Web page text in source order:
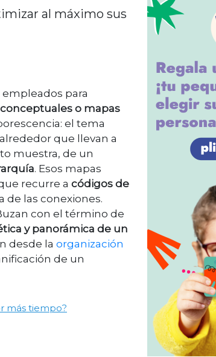
al máximo sus
empleados para
o mapas
el tema
que llevan a
muestra, de un
. Esos mapas
recurre a códigos de
de las conexiones.
con el término de
y panorámica de un
desde la organización
de un
más tiempo?